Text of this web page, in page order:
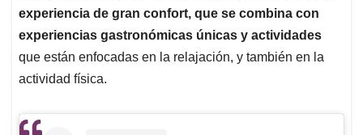
experiencia de gran confort, que se combina con
experiencias gastronómicas únicas y actividades
que están enfocadas en la relajación, y también en la
actividad física.